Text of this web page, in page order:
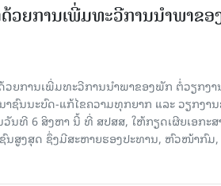
ວຍການເພີ່ມທະວີການນຳພາຂອ
ວຍການເພີ່ມທະວີການນຳພາຂອງພັກ ຕໍ່ວຽກງາ
ຊົນນະບົດ-ແກ້ໄຂຄວາມທຸກຍາກ ແລະ ວຽກງາ
ທີ 6 ສິງຫາ ນີ້ ທີ່ ສປສສ, ໃຫ້ກຽດເຜີຍເອກະ
ນສູງສຸດ ຊຶ່ງມີສະຫາຍຮອງປະທານ, ຫົວໜ້າກົມ